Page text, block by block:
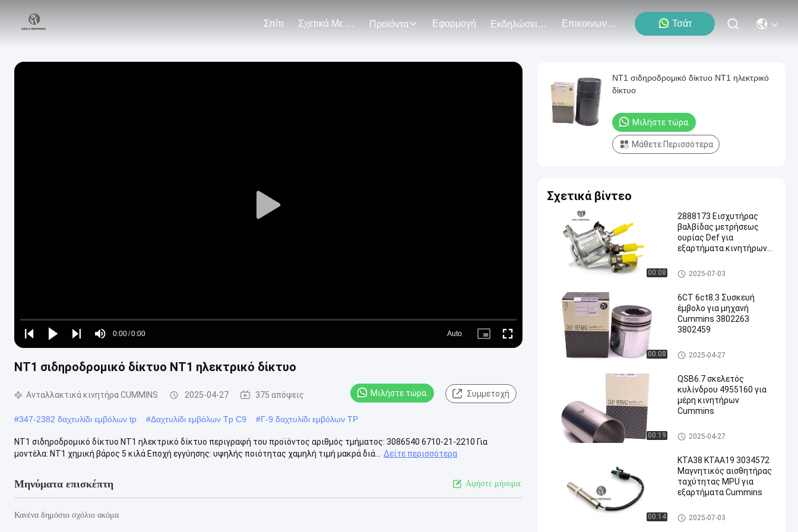
Σπίτι Σχετικά Με Εμάς Προϊόντα Εφαρμογή Εκδηλώσεις Επικοινωνήστε Μαζί Μας Τσάτ
Play
Play
Play
Play
Mute
Time
0:00/0:00
Loaded:
0%
Auto
Picture- Fullscreen
NT1 σιδηροδρομικό δίκτυο NT1 ηλεκτρικό δίκτυο
Ανταλλακτικά κινητήρα CUMMINS 2025-04-27 375 απόψεις Μιλήστε τώρα. Συμμετοχή
#347-2382 δαχτυλίδι εμβόλων tp #Δαχτυλίδι εμβόλων Tp C9 #Γ-9 δαχτυλίδι εμβόλων TP
NT1 σιδηροδρομικό δίκτυο NT1 ηλεκτρικό δίκτυο περιγραφή του προϊόντος αριθμός τμήματος: 3086540 6710-21-2210 Για
μοντέλα: NT1 χημική βάρος 5 κιλά Εποχή εγγύησης: υψηλής ποιότητας χαμηλή τιμή μακρά διά...
Δείτε περισσότερα
Μηνύματα επισκέπτη Αφήστε μήνυμα.
Κανένα δημόσιο σχόλιο ακόμα
NT1 σιδηροδρομικό δίκτυο NT1 ηλεκτρικό
δίκτυο
Μιλήστε τώρα.
Μάθετε Περισσότερα
Σχετικά βίντεο
00:08
2888173 Εισχυτήρας
βαλβίδας μετρήσεως
ουρίας Def για
εξαρτήματα κινητήρων
Ανταλλακτικά κινητήρα CUM
MINS
2025-07-03
00:08
6CT 6ct8.3 Συσκευή
έμβολο για μηχανή
Cummins 3802263
3802459
Ανταλλακτικά κινητήρα CUM
MINS
2025-04-27
00:19
QSB6.7 σκελετός
κυλίνδρου 4955160 για
μέρη κινητήρων
Cummins
Ανταλλακτικά κινητήρα CUM
MINS
2025-04-27
00:14
ΚΤΑ38 ΚΤΑA19 3034572
Μαγνητικός αισθητήρας
ταχύτητας MPU για
εξαρτήματα Cummins
Ανταλλακτικά κινητήρα CUM
MINS
2025-07-03